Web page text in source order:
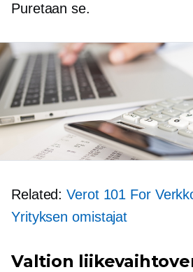
Puretaan se.
Related:Verot 101 For
Yrityksen omistajat
Valtion